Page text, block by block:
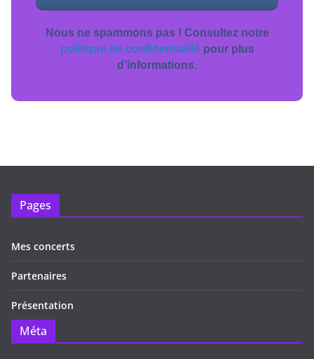
Nous ne spammons pas ! Consultez notre
politique de confidentialitépour plus
d’informations.
Pages
Mes concerts
Partenaires
Présentation
Méta